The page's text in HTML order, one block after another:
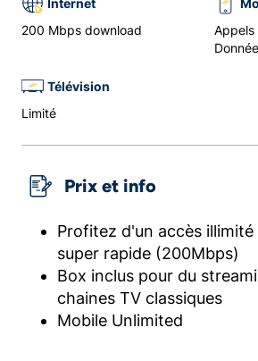
200 Mbps download
Appels
Télévision
Limité
Prix et info
Profitez d'un accès
super rapide (200Mbps)
Box inclus pour du
chaines TV classiques
Mobile Unlimited